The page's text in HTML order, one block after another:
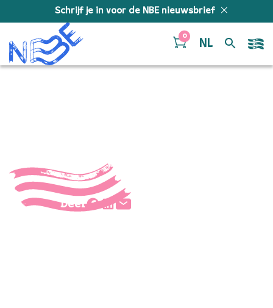
Schrijf je in voor de NBE nieuwsbrief
0
NL
Deel